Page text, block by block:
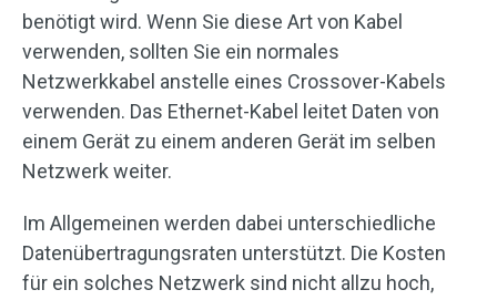
benötigt wird. Wenn Sie diese Art von Kabel
verwenden, sollten Sie ein normales
Netzwerkkabel anstelle eines Crossover-Kabels
verwenden. Das Ethernet-Kabel leitet Daten von
einem Gerät zu einem anderen Gerät im selben
Netzwerk weiter.
Im Allgemeinen werden dabei unterschiedliche
Datenübertragungsraten unterstützt. Die Kosten
für ein solches Netzwerk sind nicht allzu hoch,